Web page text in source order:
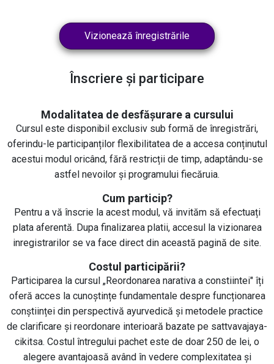
Vizionează înregistrările
Înscriere și participare
Modalitatea de desfășurare a cursului
Cursul este disponibil exclusiv sub formă de înregistrări,
oferindu-le participanților flexibilitatea de a accesa conținutul
acestui modul oricând, fără restricții de timp, adaptându-se
astfel nevoilor și programului fiecăruia.
Cum particip?
Pentru a vă înscrie la acest modul, vă invităm să efectuați
plata aferentă. Dupa finalizarea platii, accesul la vizionarea
inregistrarilor se va face direct din această pagină de site.
Costul participării?
Participarea la cursul „Reordonarea narativa a constiintei" îți
oferă acces la cunoștințe fundamentale despre funcționarea
conștiinței din perspectivă ayurvedică și metodele practice
de clarificare și reordonare interioară bazate pe sattvavajaya-
cikitsa. Costul întregului pachet este de doar 250 de lei, o
alegere avantajoasă având în vedere complexitatea și